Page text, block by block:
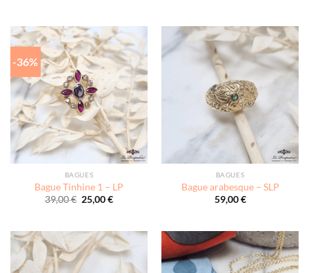
prix
39,00 €.25,00 €.
prix
39,00 €. 25,00 €.
-36%
BAGUES
Bague Tinhine 1 – LP
39,00€ Le
prix
39,00 €.
25,00€Le
25,00 €.
BAGUES
Bague arabesque – SLP
59,00€